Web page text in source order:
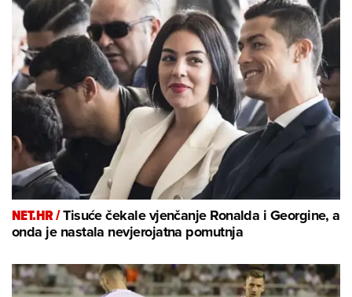
NET.HR /Tisuće čekale vjenčanje Ronalda i Georgine, a
onda je nastala nevjerojatna pomutnja